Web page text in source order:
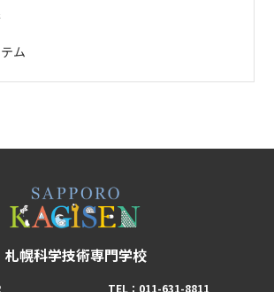
ム
札幌科学技術専門学校
TEL：011-631-8811